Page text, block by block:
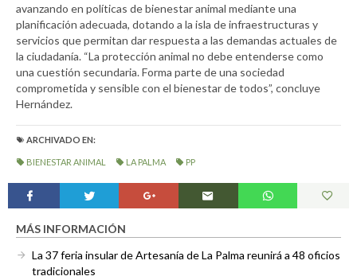
avanzando en políticas de bienestar animal mediante una
planificación adecuada, dotando a la isla de infraestructuras y
servicios que permitan dar respuesta a las demandas actuales de
la ciudadanía. “La protección animal no debe entenderse como
una cuestión secundaria. Forma parte de una sociedad
comprometida y sensible con el bienestar de todos”, concluye
Hernández.
ARCHIVADO EN:
BIENESTAR ANIMAL LA PALMA PP
MÁS INFORMACIÓN
La 37 feria insular de Artesanía de La Palma reunirá a 48 oficios
tradicionales